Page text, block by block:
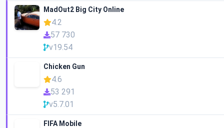
MadOut2 Big City Online
4.2
57 730
v19.54
Chicken Gun
4.6
53 291
v5.7.01
FIFA Mobile